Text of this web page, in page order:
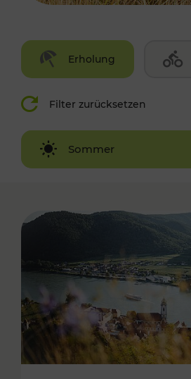
Erholung
Filter zurücksetzen
Sommer
Winter